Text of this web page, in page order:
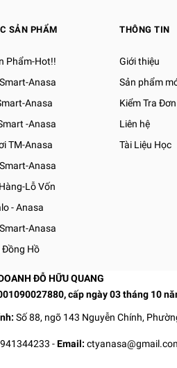
SẢN PHẨM
Phẩm-Hot!!
Anasa
Anasa
-Anasa
TM-Anasa
Anasa
Lỗ Vốn
- Anasa
Anasa
Đồng Hồ
THÔNG TIN
Giới thiệu
Sản phẩm
Kiểm Tra
Liên hệ
Tài Liệu Học
ĐỖ HỮU QUANG
cấp ngày 03 tháng 10
Số 88, ngõ 143 Nguyễn Chính,
-Email: